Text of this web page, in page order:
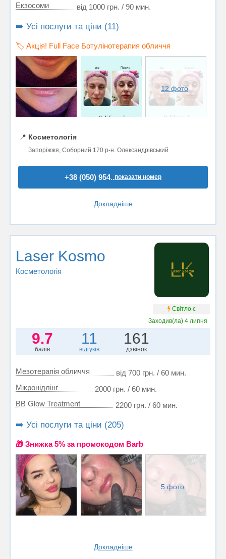
Екзосоми
від 1000 грн. / 90 мин.
➡️ Усі послуги та ціни (11)
🏷️ Акція! Full Face Ботулінотерапия обличчя
12 фото
📍 Косметологія
Запоріжжя, Соборний 170 р-н. Олександрівський
+38 (050) 954..показати номер
Докладніше
Laser Kosmo
Косметологія
Світло є
Заходив(ла)4 липня
9.7
балів
11
відгуків
161
дзвінок
Мезотерапія обличчя
від 700 грн. / 60 мин.
Мікронідлінг
2000 грн. / 60 мин.
BB Glow Treatment
2200 грн. / 60 мин.
➡️ Усі послуги та ціни (205)
🎁 Знижка 5% за промокодом Barb
5 фото
Докладніше